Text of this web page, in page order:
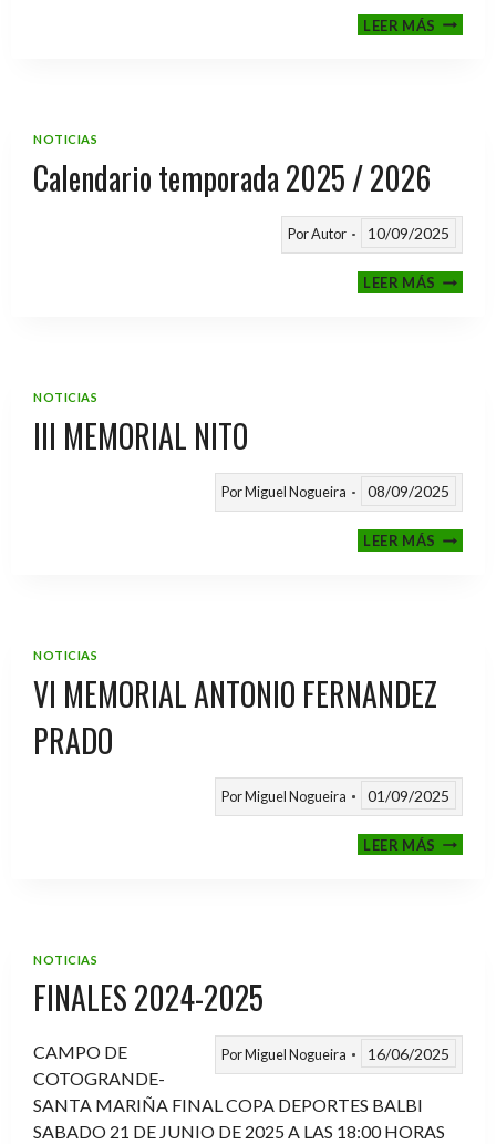
LEER MÁSFASE
NOTICIAS
Calendario temporada 2025 / 2026
PorAutor 10/09/2025
LEER MÁS
NOTICIAS
III MEMORIAL NITO
PorMiguel Nogueira 08/09/2025
LEER MÁSIII
NOTICIAS
VI MEMORIAL ANTONIO FERNANDEZ
PRADO
PorMiguel Nogueira 01/09/2025
LEER MÁSVI
NOTICIAS
FINALES 2024-2025
PorMiguel Nogueira 16/06/2025
CAMPO DE
COTOGRANDE-
SANTA MARIÑA FINAL COPA DEPORTES BALBI
SABADO 21 DE JUNIO DE 2025 A LAS 18:00 HORAS